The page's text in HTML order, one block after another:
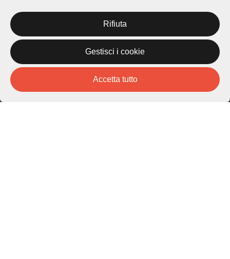
Città di Lugano
Cultura
Piazza Carlo Cattaneo 1
6976 Castagnola
Rifiuta
Gestisci i cookie
Accetta tutto